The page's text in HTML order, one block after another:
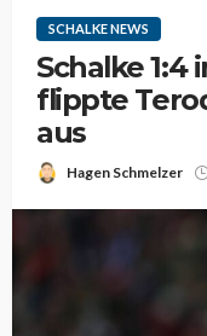
SCHALKE NEWS
Schalke 1:4
flippte
aus
Hagen Schmelzer